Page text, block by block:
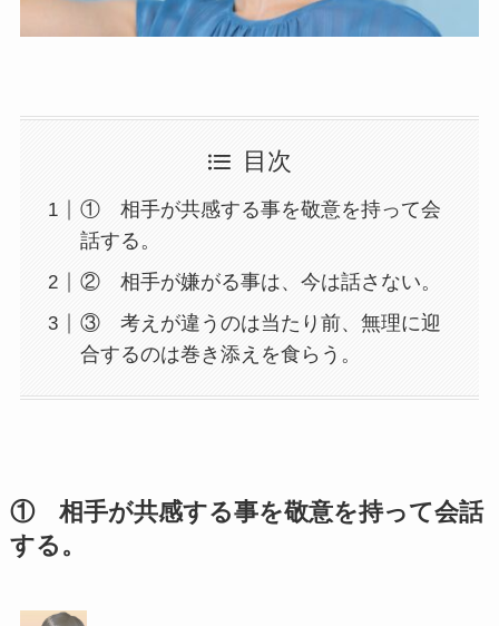
目次
① 相手が共感する事を敬意を持って会
話する。
② 相手が嫌がる事は、今は話さない。
③ 考えが違うのは当たり前、無理に迎
合するのは巻き添えを食らう。
① 相手が共感する事を敬意を持って会話
する。